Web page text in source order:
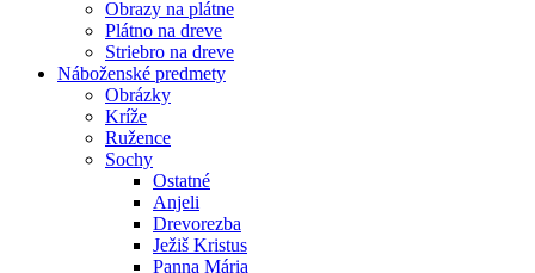
Obrazy na plátne
Plátno na dreve
Striebro na dreve
Náboženské predmety
Obrázky
Kríže
Ružence
Sochy
Ostatné
Anjeli
Drevorezba
Ježiš Kristus
Panna Mária